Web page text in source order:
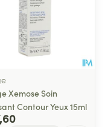
Xemose Soin
Contour Yeux 15ml